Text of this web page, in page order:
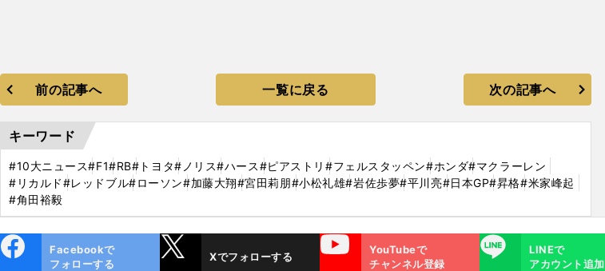
前の記事へ 一覧に戻る 次の記事へ
キーワード
#10大ニュース#F1#RB#トヨタ#ノリス#ハース#ピアストリ #フェルスタッペン#ホンダ#マクラーレン
#リカルド#レッドブル#ローソン#加藤大翔#宮田莉朋#小松礼雄#岩佐歩夢#平川亮#日本GP#昇格#米家峰起
#角田裕毅
ok
Facebookで
フォローする
Xでフォローする
YouTube
YouTubeで
チャンネル登録
LINE
LINEで
アカウント追加